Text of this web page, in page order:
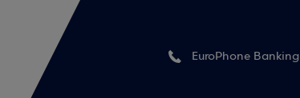
EuroPhone Banking